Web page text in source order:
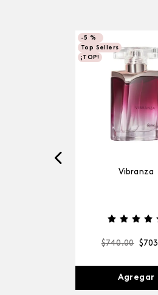
-5 %
Top Sellers
¡TOP!
Vibranza
$740.00 $703
Agregar